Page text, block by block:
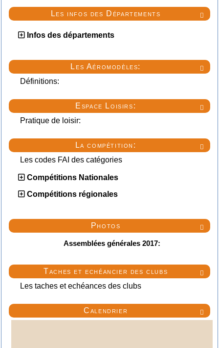

Les infos des Départements
Infos des départements

Les Aéromodèles:
Définitions:

Espace Loisirs:
Pratique de loisir:

La compétition:
Les codes FAI des catégories
Compétitions Nationales
Compétitions régionales

Photos
Assemblées générales 2017:

Taches et echéancier des clubs
Les taches et echéances des clubs

Calendrier